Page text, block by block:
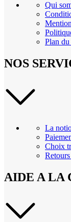
Qui
Plan du
NOS
La
Choix
AIDE A LA